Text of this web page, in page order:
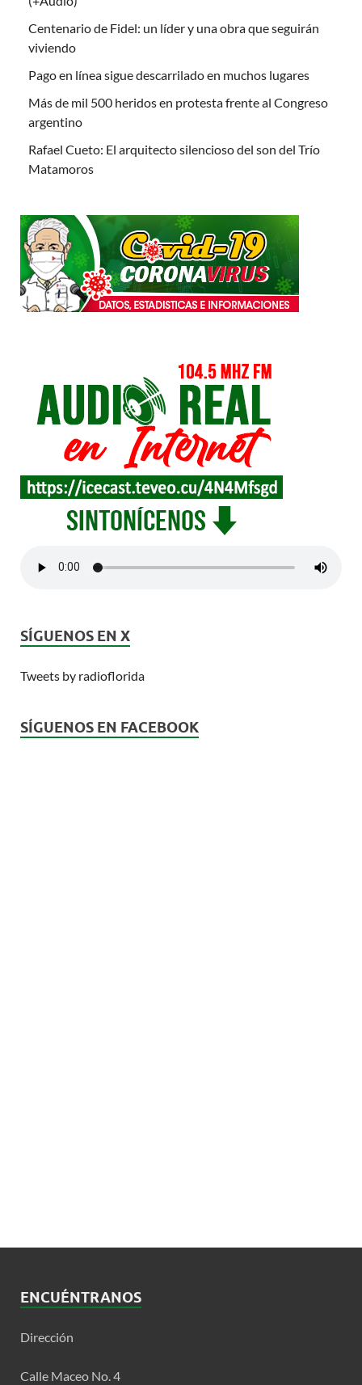
Centenario de Fidel: un líder y una obra que seguirán
viviendo
Pago en línea sigue descarrilado en muchos lugares
Más de mil 500 heridos en protesta frente al Congreso
argentino
Rafael Cueto: El arquitecto silencioso del son del Trío
Matamoros
SÍGUENOS EN X
Tweets by radioflorida
SÍGUENOS EN FACEBOOK
ENCUÉNTRANOS
Dirección
Calle Maceo No. 4